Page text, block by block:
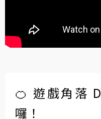
🍊 遊戲角落
囉！